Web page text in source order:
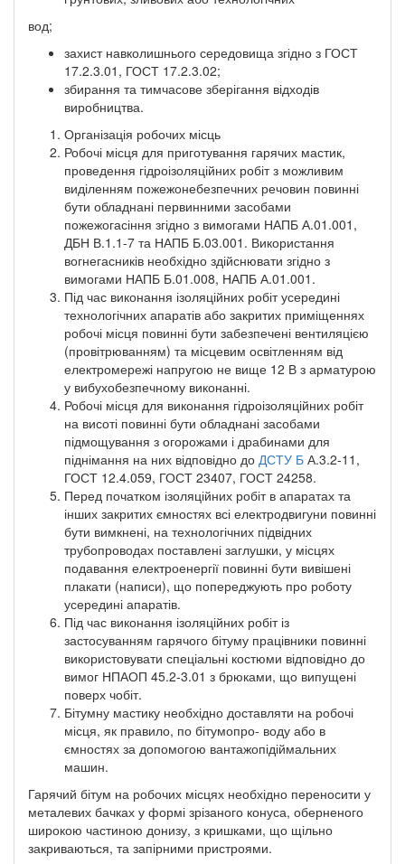
вод;
захист навколишнього середовища згідно з ГОСТ
17.2.3.01, ГОСТ 17.2.3.02;
збирання та тимчасове зберігання відходів
виробництва.
Організація робочих місць
Робочі місця для приготування гарячих мастик,
проведення гідроізоляційних робіт з можливим
виділенням пожежонебезпечних речовин повинні
бути обладнані первинними засобами
пожежогасіння згідно з вимогами НАПБ А.01.001,
ДБН В.1.1-7 та НАПБ Б.03.001. Використання
вогнегасників необхідно здійснювати згідно з
вимогами НАПБ Б.01.008, НАПБ А.01.001.
Під час виконання ізоляційних робіт усередині
технологічних апаратів або закритих приміщеннях
робочі місця повинні бути забезпечені вентиляцією
(провітрюванням) та місцевим освітленням від
електромережі напругою не вище 12 В з арматурою
у вибухобезпечному виконанні.
Робочі місця для виконання гідроізоляційних робіт
на висоті повинні бути обладнані засобами
підмощування з огорожами і драбинами для
піднімання на них відповідно до ДСТУ Б А.3.2-11,
ГОСТ 12.4.059, ГОСТ 23407, ГОСТ 24258.
Перед початком ізоляційних робіт в апаратах та
інших закритих ємностях всі електродвигуни повинні
бути вимкнені, на технологічних підвідних
трубопроводах поставлені заглушки, у місцях
подавання електроенергії повинні бути вивішені
плакати (написи), що попереджують про роботу
усередині апаратів.
Під час виконання ізоляційних робіт із
застосуванням гарячого бітуму працівники повинні
використовувати спеціальні костюми відповідно до
вимог НПАОП 45.2-3.01 з брюками, що випущені
поверх чобіт.
Бітумну мастику необхідно доставляти на робочі
місця, як правило, по бітумопро- воду або в
ємностях за допомогою вантажопідіймальних
машин.
Гарячий бітум на робочих місцях необхідно переносити у
металевих бачках у формі зрізаного конуса, оберненого
широкою частиною донизу, з кришками, що щільно
закриваються, та запірними пристроями.